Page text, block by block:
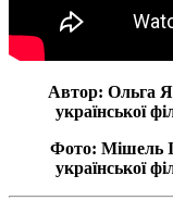
Автор: Ольга
української
Фото: Мішель
української